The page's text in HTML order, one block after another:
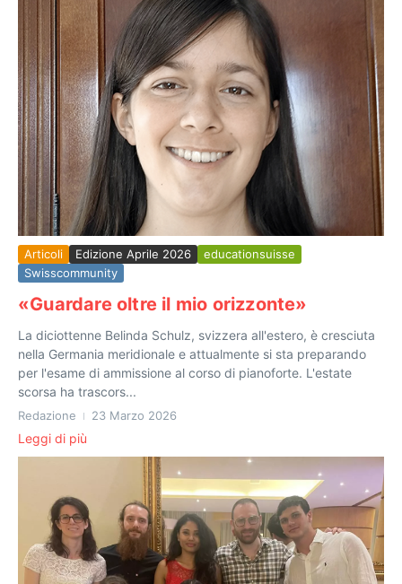
Articoli Edizione Aprile 2026
educationsuisse
Swisscommunity
«Guardare oltre il mio orizzonte»
La diciottenne Belinda Schulz, svizzera all'estero, è cresciuta
nella Germania meridionale e attualmente si sta preparando
per l'esame di ammissione al corso di pianoforte. L'estate
scorsa ha trascors...
Redazione 23 Marzo 2026
Leggi di più